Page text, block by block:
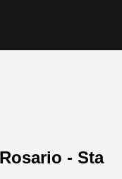
- Sta